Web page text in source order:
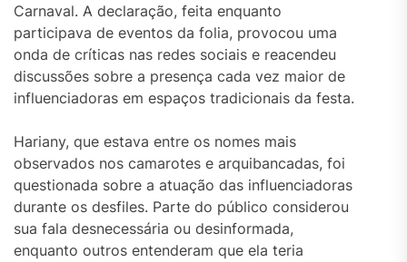
Carnaval. A declaração, feita enquanto
participava de eventos da folia, provocou uma
onda de críticas nas redes sociais e reacendeu
discussões sobre a presença cada vez maior de
influenciadoras em espaços tradicionais da festa.
Hariany, que estava entre os nomes mais
observados nos camarotes e arquibancadas, foi
questionada sobre a atuação das influenciadoras
durante os desfiles. Parte do público considerou
sua fala desnecessária ou desinformada,
enquanto outros entenderam que ela teria